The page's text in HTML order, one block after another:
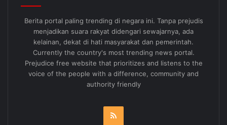
Berita portal paling trending di negara ini. Tanpa prejudis
menjadikan suara rakyat didengari sewajarnya, ada
kelainan, dekat di hati masyarakat dan pemerintah.
Currently the country's most trending news portal.
Prejudice free website that prioritizes and listens to the
voice of the people with a difference, community and
authority friendly